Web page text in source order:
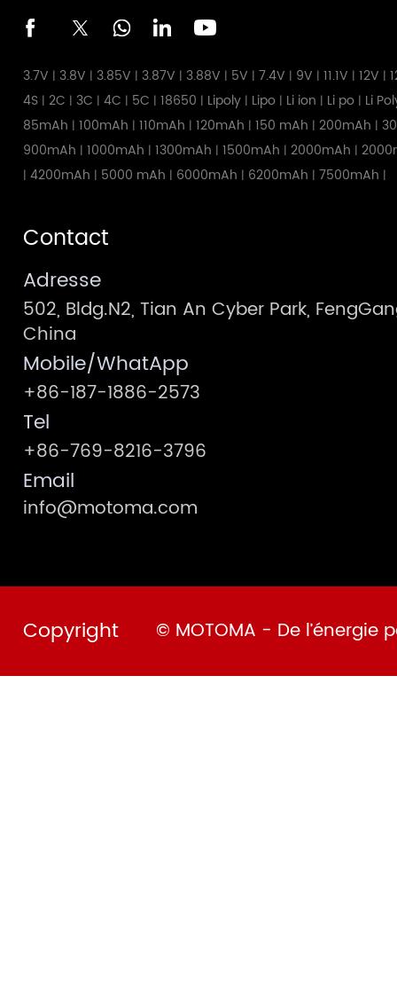
3.7V | 3.8V | 3.85V | 3.87V | 3.88V | 5V |7.4V | 9V |11.1V |12V |
4S |2C | 3C |4C | 5C |18650 | Lipoly | Lipo | Li ion | Li po | Li
85mAh |100mAh |110mAh |120mAh |150 mAh |200mAh |
900mAh |1000mAh |1300mAh |1500mAh |2000mAh |
|4200mAh | 5000 mAh | 6000mAh | 6200mAh |7500mAh |
Contact
Adresse
502, Bldg.N2, Tian An Cyber Park,
China
Mobile/WhatApp
+86-187-1886-2573
Tel
+86-769-8216-3796
Email
info@motoma.com
Copyright © MOTOMA - De l’énergie